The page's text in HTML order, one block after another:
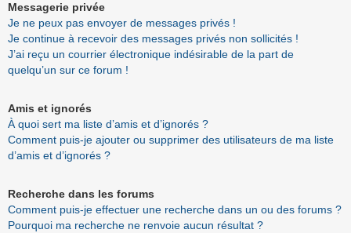
Messagerie privée
Je ne peux pas envoyer de messages privés !
Je continue à recevoir des messages privés non sollicités !
J’ai reçu un courrier électronique indésirable de la part de
quelqu’un sur ce forum !
Amis et ignorés
À quoi sert ma liste d’amis et d’ignorés ?
Comment puis-je ajouter ou supprimer des utilisateurs de ma liste
d’amis et d’ignorés ?
Recherche dans les forums
Comment puis-je effectuer une recherche dans un ou des forums ?
Pourquoi ma recherche ne renvoie aucun résultat ?